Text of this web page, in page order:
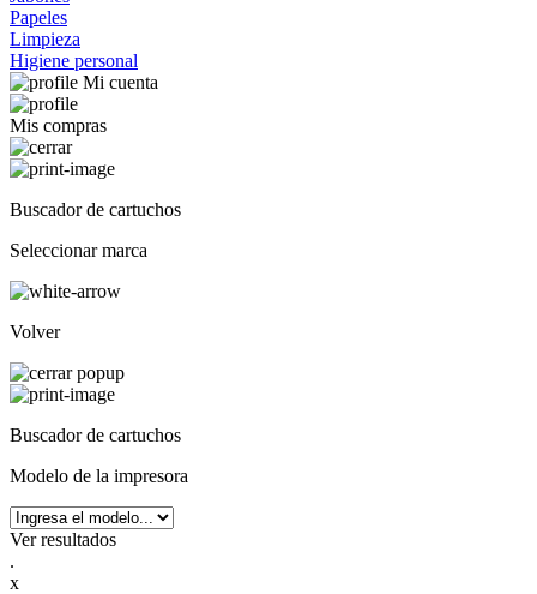
Papeles
Limpieza
Higiene personal
Mi cuenta
Mis compras
Buscador de cartuchos
Seleccionar marca
Volver
Buscador de cartuchos
Modelo de la impresora
Ver resultados
.
x